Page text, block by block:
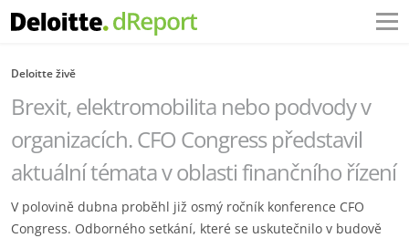
Deloitte živě
Brexit, elektromobilita nebo podvody v
organizacích. CFO Congress představil
aktuální témata v oblasti finančního řízení
V polovině dubna proběhl již osmý ročník konference CFO
Congress. Odborného setkání, které se uskutečnilo v budově